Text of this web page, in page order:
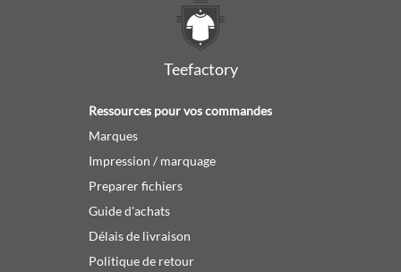
Teefactory
Ressources pour vos commandes
Marques
Impression / marquage
Preparer fichiers
Guide d'achats
Délais de livraison
Politique de retour